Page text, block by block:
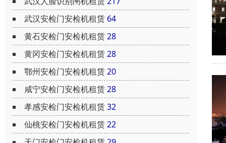
武汉安检门安检机租赁 64
黄石安检门安检机租赁28
黄冈安检门安检机租赁28
鄂州安检门安检机租赁20
咸宁安检门安检机租赁28
孝感安检门安检机租赁32
仙桃安检门安检机租赁22